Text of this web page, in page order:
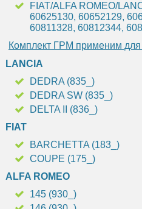
FIAT/ALFA ROMEO/
60625130, 60652129,
60811328, 60812344,
Комплект ГРМ применим
LANCIA
DEDRA (835_)
DEDRA SW (835_)
DELTA II (836_)
FIAT
BARCHETTA (183_)
COUPE (175_)
ALFA ROMEO
145 (930_)